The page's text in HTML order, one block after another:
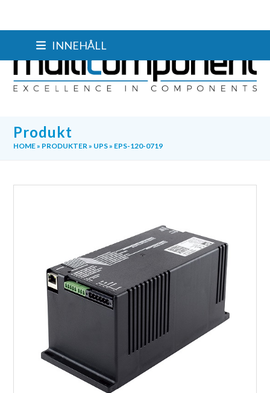
INNEHÅLL
Produkt
HOME» PRODUKTER» UPS» EPS-120-0719